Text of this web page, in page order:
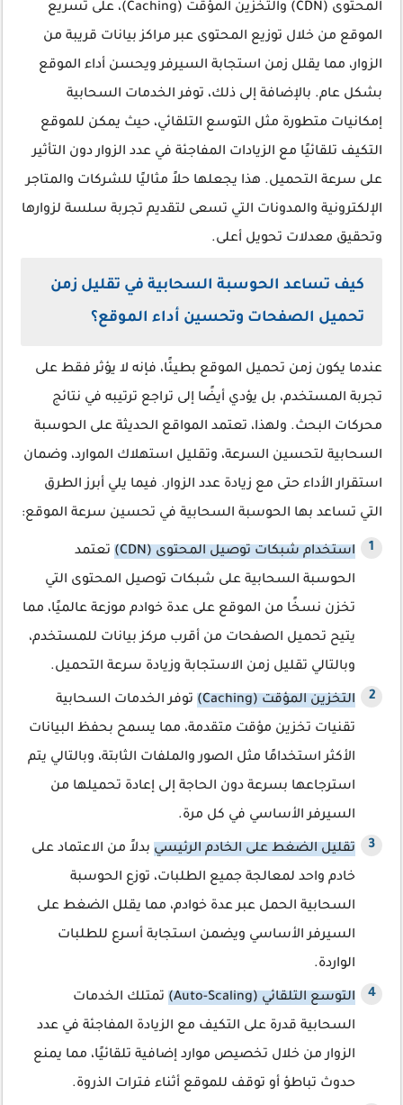
المحتوى (CDN) والتخزين المؤقت (Caching)، على تسريع
الموقع من خلال توزيع المحتوى عبر مراكز بيانات قريبة من
الزوار، مما يقلل زمن استجابة السيرفر ويحسن أداء الموقع
بشكل عام. بالإضافة إلى ذلك، توفر الخدمات السحابية
إمكانيات متطورة مثل التوسع التلقائي، حيث يمكن للموقع
التكيف تلقائيًا مع الزيادات المفاجئة في عدد الزوار دون التأثير
على سرعة التحميل. هذا يجعلها حلاً مثاليًا للشركات والمتاجر
الإلكترونية والمدونات التي تسعى لتقديم تجربة سلسة لزوارها
وتحقيق معدلات تحويل أعلى.
كيف تساعد الحوسبة السحابية في تقليل زمن
تحميل الصفحات وتحسين أداء الموقع؟
عندما يكون زمن تحميل الموقع بطيئًا، فإنه لا يؤثر فقط على
تجربة المستخدم، بل يؤدي أيضًا إلى تراجع ترتيبه في نتائج
محركات البحث. ولهذا، تعتمد المواقع الحديثة على الحوسبة
السحابية لتحسين السرعة، وتقليل استهلاك الموارد، وضمان
استقرار الأداء حتى مع زيادة عدد الزوار. فيما يلي أبرز الطرق
التي تساعد بها الحوسبة السحابية في تحسين سرعة الموقع:
استخدام شبكات توصيل المحتوى (CDN)
تعتمد
الحوسبة السحابية على شبكات توصيل المحتوى التي
تخزن نسخًا من الموقع على عدة خوادم موزعة عالميًا، مما
يتيح تحميل الصفحات من أقرب مركز بيانات للمستخدم،
وبالتالي تقليل زمن الاستجابة وزيادة سرعة التحميل.
التخزين المؤقت (Caching)
توفر الخدمات السحابية
تقنيات تخزين مؤقت متقدمة، مما يسمح بحفظ البيانات
الأكثر استخدامًا مثل الصور والملفات الثابتة، وبالتالي يتم
استرجاعها بسرعة دون الحاجة إلى إعادة تحميلها من
السيرفر الأساسي في كل مرة.
تقليل الضغط على الخادم الرئيسي بدلاً من الاعتماد على
خادم واحد لمعالجة جميع الطلبات، توزع الحوسبة
السحابية الحمل عبر عدة خوادم، مما يقلل الضغط على
السيرفر الأساسي ويضمن استجابة أسرع للطلبات
الواردة.
التوسع التلقائي (Auto-Scaling)
تمتلك الخدمات
السحابية قدرة على التكيف مع الزيادة المفاجئة في عدد
الزوار من خلال تخصيص موارد إضافية تلقائيًا، مما يمنع
حدوث تباطؤ أو توقف للموقع أثناء فترات الذروة.